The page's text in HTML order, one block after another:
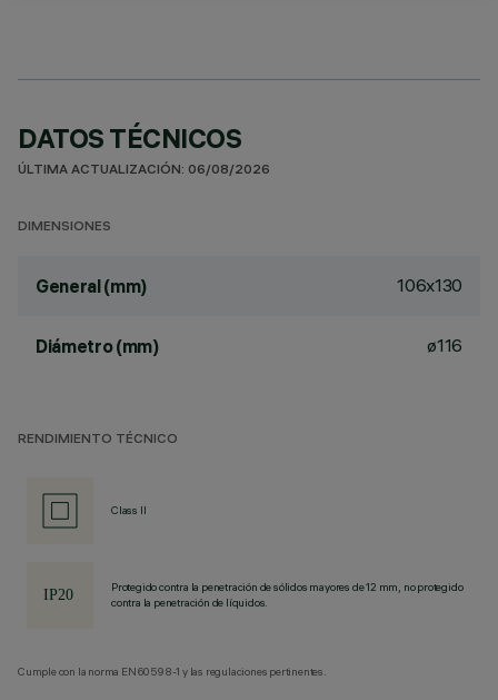
DATOS TÉCNICOS
ÚLTIMA ACTUALIZACIÓN: 06/08/2026
DIMENSIONES
General (mm) 106x130
Diámetro (mm) ø116
RENDIMIENTO TÉCNICO
Class II
Protegido contra la penetración de sólidos mayores de 12 mm, no protegido
contra la penetración de líquidos.
Cumple con la norma EN60598-1 y las regulaciones pertinentes.